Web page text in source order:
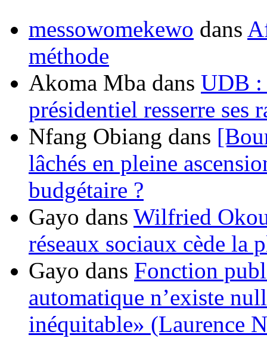
messowomekewo dans
méthode
Akoma Mba dans UDB :
présidentiel resserre ses
Nfang Obiang dans
lâchés en pleine
budgétaire ?
Gayo dans Wilfried
réseaux sociaux cède la
Gayo dans Fonction
automatique n’existe
inéquitable» (Laurence